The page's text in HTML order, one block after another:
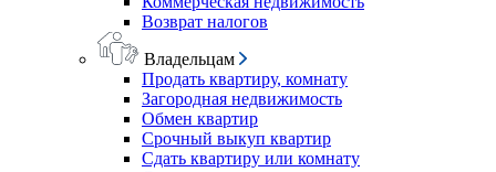
Возврат налогов
Владельцам
Продать квартиру, комнату
Загородная недвижимость
Обмен квартир
Срочный выкуп квартир
Сдать квартиру или комнату